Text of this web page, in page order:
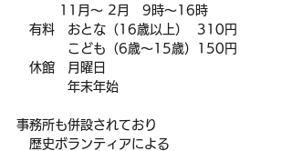
11月～ 2月　9時～16時
有料　おとな（16歳以上）  310円
こども（6歳～15歳）150円
休館　月曜日
年末年始
事務所も併設されており
歴史ボランティアによる